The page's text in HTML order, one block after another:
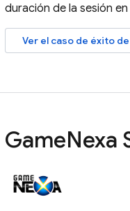
duración de la sesión en
Ver el caso de éxito
GameNexa